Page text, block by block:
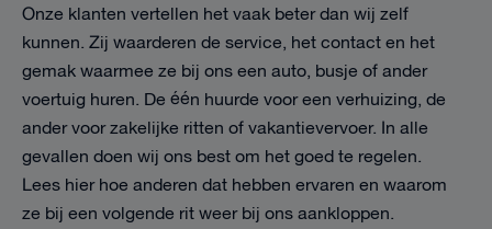
Onze klanten vertellen het vaak beter dan wij zelf
kunnen. Zij waarderen de service, het contact en het
gemak waarmee ze bij ons een auto, busje of ander
voertuig huren. De één huurde voor een verhuizing, de
ander voor zakelijke ritten of vakantievervoer. In alle
gevallen doen wij ons best om het goed te regelen.
Lees hier hoe anderen dat hebben ervaren en waarom
ze bij een volgende rit weer bij ons aankloppen.